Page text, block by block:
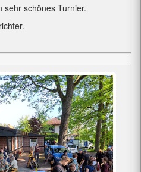
sehr schönes Turnier.